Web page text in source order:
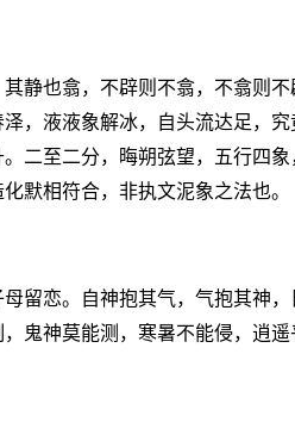
静也翕，不辟则不翕，不翕则
，液液象解冰，自头流达足，
二至二分，晦朔弦望，五行四
默相符合，非执文泥象之法也。
留恋。自神抱其气，气抱其神
鬼神莫能测，寒暑不能侵，逍遥